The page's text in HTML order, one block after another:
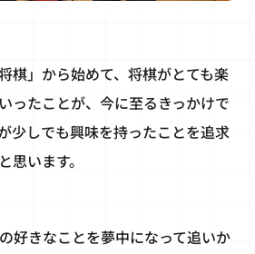
棋」から始めて、将棋がとても楽
ったことが、今に至るきっかけで
少しでも興味を持ったことを追求
思います。
好きなことを夢中になって追いか